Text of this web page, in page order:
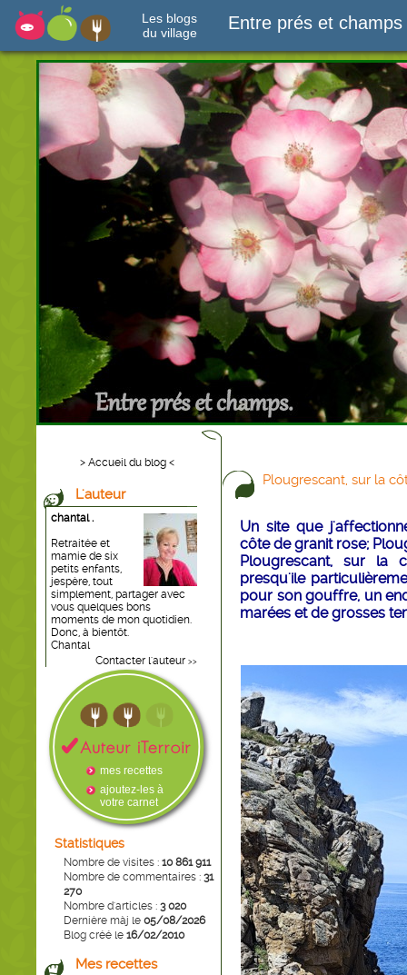
Les blogs
du village
Entre prés et champs
> Accueil du blog <
L'auteur
chantal .
Retraitée et
mamie de six
petits enfants,
jespère, tout
simplement, partager avec
vous quelques bons
moments de mon quotidien.
Donc, à bientôt.
Chantal
Contacter l'auteur >>
mes recettes
ajoutez-les à
votre carnet
Statistiques
Nombre de visites : 10 861 911
Nombre de commentaires : 31
270
Nombre d'articles : 3 020
Dernière màj le 05/08/2026
Blog créé le 16/02/2010
Mes recettes
Plougrescant, sur la
Un site que
côte de granit rose;
Plougrescant, sur la
presqu'ile
pour son gouffre, un
marées et de grosses